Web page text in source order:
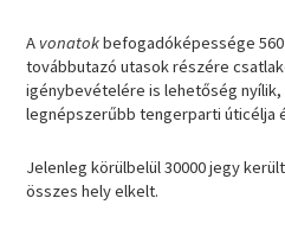
A vonatokbefogadóképessége
továbbutazó utasok részére
igénybevételére is lehetőség
legnépszerűbb tengerparti úticélja
Jelenleg körülbelül 30000 jegy
összes hely elkelt.